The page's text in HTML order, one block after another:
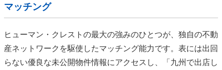
マッチング
ヒューマン・クレストの最大の強みのひとつが、独自の不動
産ネットワークを駆使したマッチング能力です。表には出回
らない優良な未公開物件情報にアクセスし、「九州で出店し